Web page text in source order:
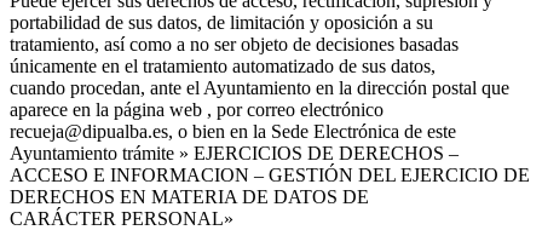
portabilidad de sus datos, de limitación y oposición a su
tratamiento, así como a no ser objeto de decisiones basadas
únicamente en el tratamiento automatizado de sus datos,
cuando procedan, ante el Ayuntamiento en la dirección postal que
aparece en la página web , por correo electrónico
recueja@dipualba.es, o bien en la Sede Electrónica de este
Ayuntamiento trámite » EJERCICIOS DE DERECHOS –
ACCESO E INFORMACION – GESTIÓN DEL EJERCICIO DE
DERECHOS EN MATERIA DE DATOS DE
CARÁCTER PERSONAL»